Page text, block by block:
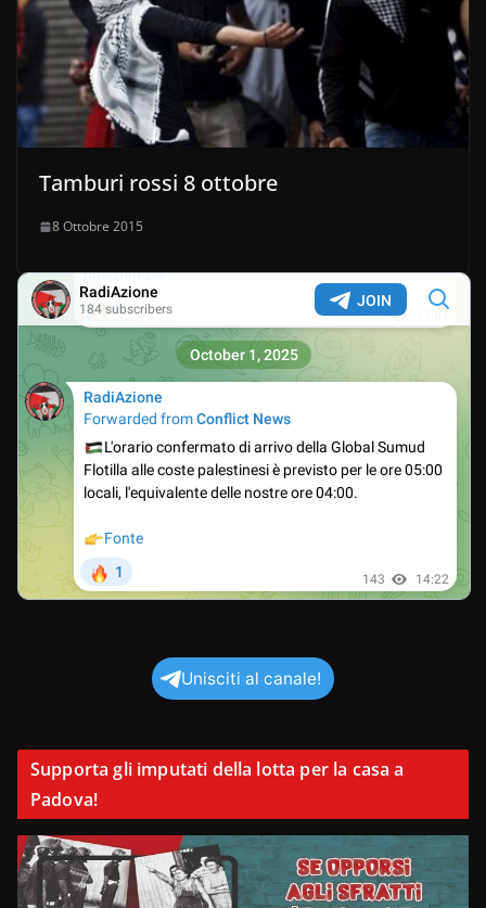
Tamburi rossi 8 ottobre
8 Ottobre 2015
Unisciti al canale!
Supporta gli imputati della lotta per la casa a
Padova!